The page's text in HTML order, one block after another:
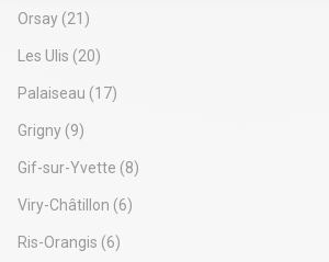
Notre plateforme vous permet d'adapter et
Orsay (21)
Les Ulis (20)
Palaiseau (17)
Grigny (9)
Gif-sur-Yvette (8)
Viry-Châtillon (6)
Ris-Orangis (6)